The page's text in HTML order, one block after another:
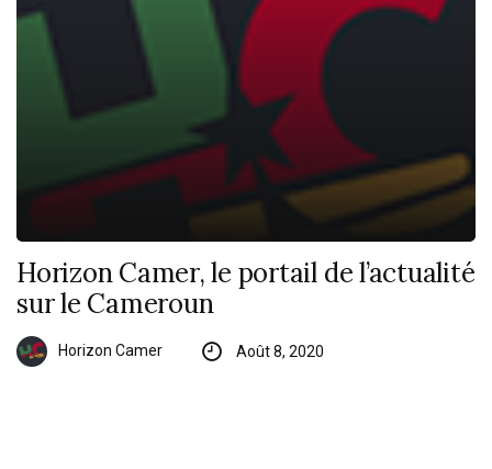
Horizon Camer, le portail de l’actualité
sur le Cameroun
Horizon Camer Août 8, 2020